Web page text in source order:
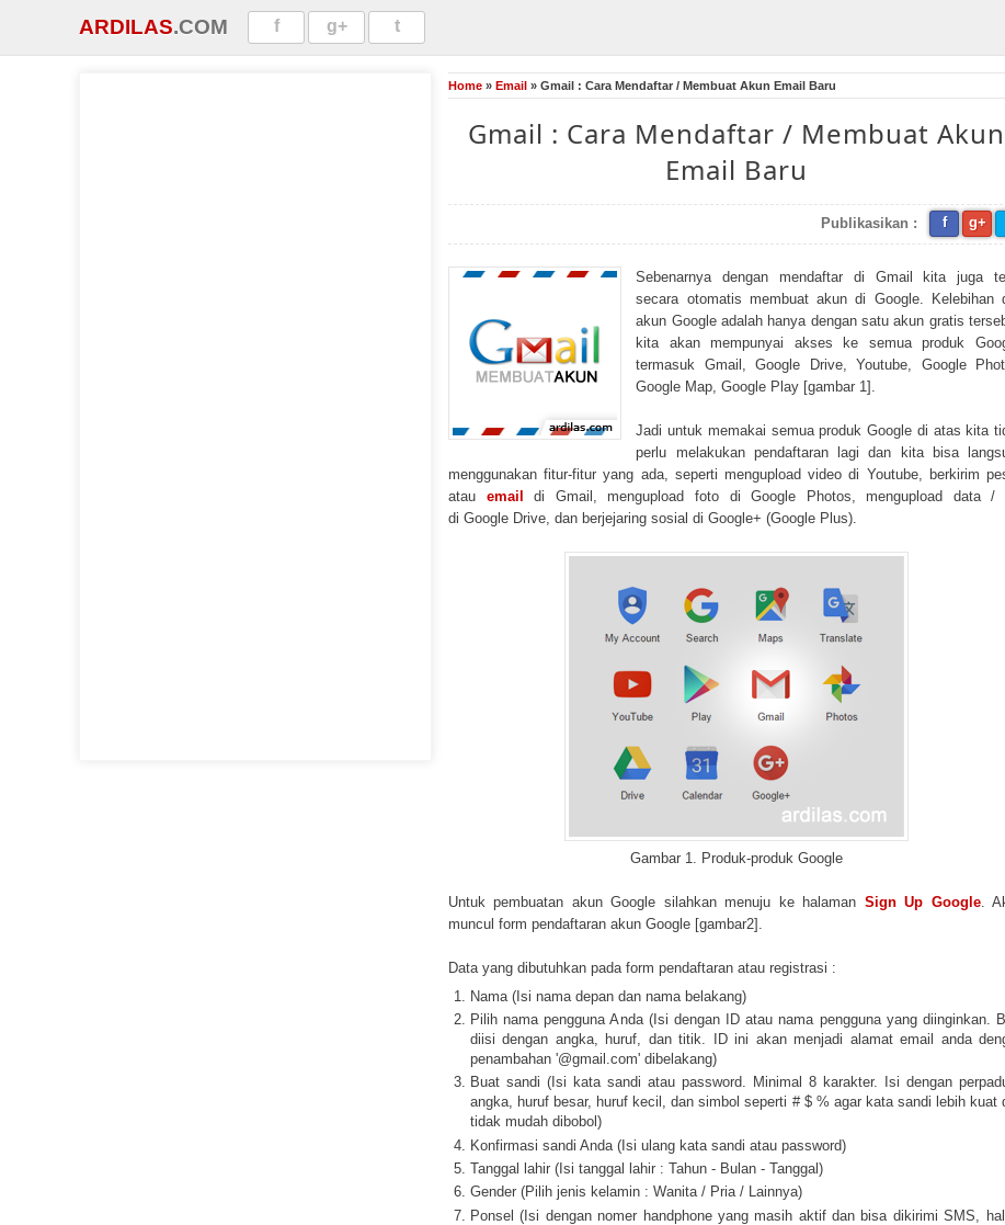
ARDILAS.COM f g+ t
Home » Email » Gmail : Cara Mendaftar / Membuat Akun Email Baru
Gmail : Cara Mendaftar / Membuat Akun
Email Baru
f g+
Publikasikan :
Sebenarnya dengan mendaftar di Gmail kita juga
secara otomatis membuat akun di Google. Kelebihan
akun Google adalah hanya dengan satu akun gratis
kita akan mempunyai akses ke semua produk
termasuk Gmail, Google Drive, Youtube, Google
Google Map, Google Play [gambar 1].
Jadi untuk memakai semua produk Google di atas kita
perlu melakukan pendaftaran lagi dan kita bisa
menggunakan fitur-fitur yang ada, seperti mengupload video di Youtube, berkirim
atau email
di Gmail, mengupload foto di Google Photos, mengupload data /
di Google Drive, dan berjejaring sosial di Google+ (Google Plus).
Gambar 1. Produk-produk Google
Untuk pembuatan akun Google silahkan menuju ke halaman Sign Up Google.
muncul form pendaftaran akun Google [gambar2].
Data yang dibutuhkan pada form pendaftaran atau registrasi :
Nama (Isi nama depan dan nama belakang)
Pilih nama pengguna Anda (Isi dengan ID atau nama pengguna yang diinginkan.
diisi dengan angka, huruf, dan titik. ID ini akan menjadi alamat email anda
penambahan '@gmail.com' dibelakang)
Buat sandi (Isi kata sandi atau password. Minimal 8 karakter. Isi dengan
angka, huruf besar, huruf kecil, dan simbol seperti # $ % agar kata sandi lebih kuat
tidak mudah dibobol)
Konfirmasi sandi Anda (Isi ulang kata sandi atau password)
Tanggal lahir (Isi tanggal lahir : Tahun - Bulan - Tanggal)
Gender (Pilih jenis kelamin : Wanita / Pria / Lainnya)
Ponsel (Isi dengan nomer handphone yang masih aktif dan bisa dikirimi SMS,